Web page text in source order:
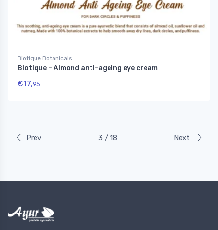
Biotique Botanicals
Biotique – Almond anti-ageing eye cream
€17,95
Prev 3 / 18 Next